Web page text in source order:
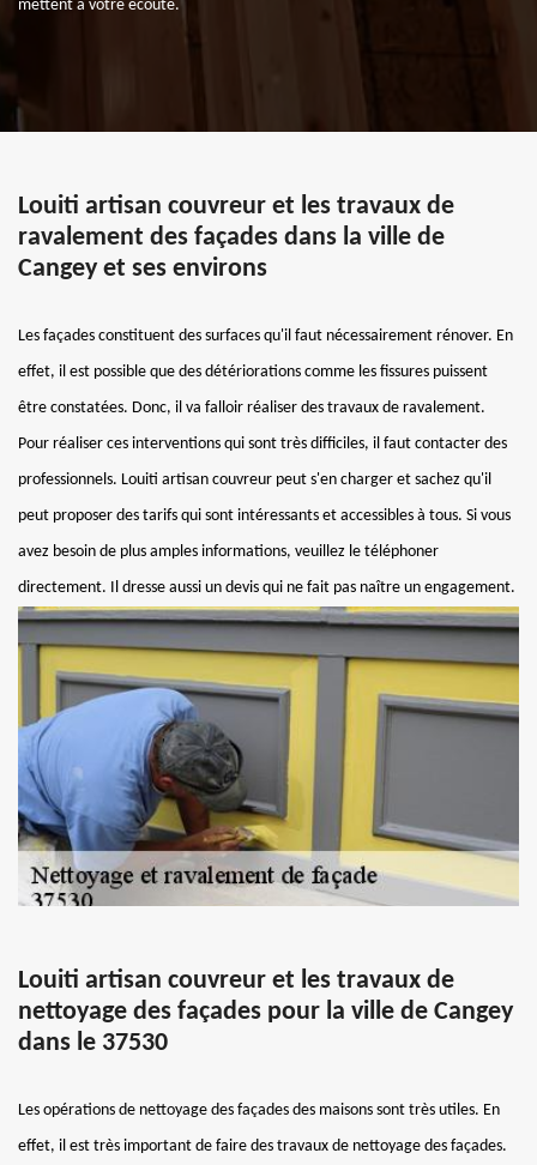
mettent à votre écoute.
Louiti artisan couvreur et les travaux de
ravalement des façades dans la ville de
Cangey et ses environs
Les façades constituent des surfaces qu'il faut nécessairement rénover. En
effet, il est possible que des détériorations comme les fissures puissent
être constatées. Donc, il va falloir réaliser des travaux de ravalement.
Pour réaliser ces interventions qui sont très difficiles, il faut contacter des
professionnels. Louiti artisan couvreur peut s'en charger et sachez qu'il
peut proposer des tarifs qui sont intéressants et accessibles à tous. Si vous
avez besoin de plus amples informations, veuillez le téléphoner
directement. Il dresse aussi un devis qui ne fait pas naître un engagement.
Louiti artisan couvreur et les travaux de
nettoyage des façades pour la ville de Cangey
dans le 37530
Les opérations de nettoyage des façades des maisons sont très utiles. En
effet, il est très important de faire des travaux de nettoyage des façades.